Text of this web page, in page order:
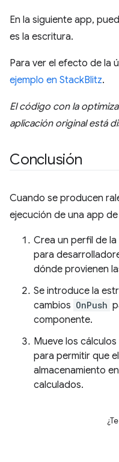
En la siguiente app,
es la escritura.
Para ver el efecto de la
ejemplo en StackBlitz.
El código con la
aplicación original está
Conclusión
Cuando se producen
ejecución de una app
Crea un perfil de
para
dónde provienen
Se introduce la
cambios OnPush
componente.
Mueve los
para permitir que
almacenamiento
calculados.